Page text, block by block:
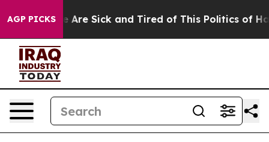
AGP PICKSAre Sick and Tired of This Politics of